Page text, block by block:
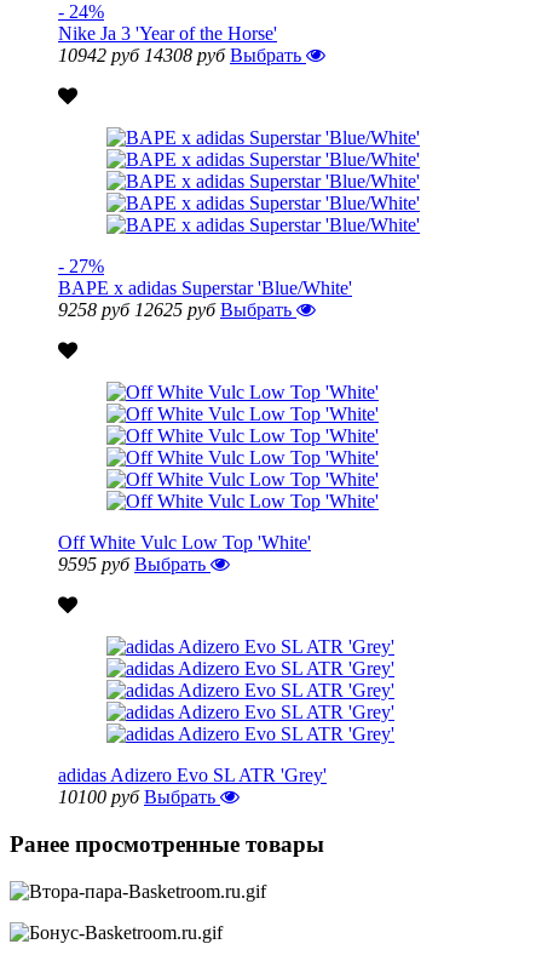
- 24%
Nike Ja 3 'Year of the Horse'
10942 руб 14308 руб Выбрать
- 27%
BAPE x adidas Superstar 'Blue/White'
9258 руб 12625 руб Выбрать
Off White Vulc Low Top 'White'
9595 руб Выбрать
adidas Adizero Evo SL ATR 'Grey'
10100 руб Выбрать
Ранее просмотренные товары